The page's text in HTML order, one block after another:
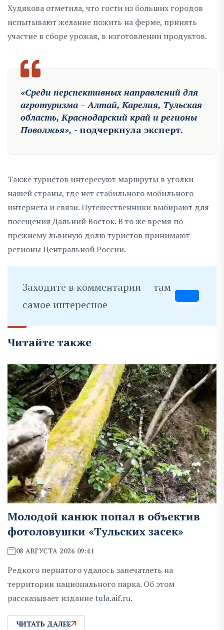
Худякова отметила, что гости из больших городов
испытывают желание пожить на ферме, принять
участие в сборе урожая, в изготовлении продуктов.
«Среди перспективных направлений для
агротуризма – Алтай, Карелия, Тульская
область, Краснодарский край и регионы
Поволжья», - подчеркнула эксперт.
Также туристов интересуют маршруты в уголки
нашей страны, где нет стабильного мобильного
интернета и связи. Путешественники выбирают для
посещения Дальний Восток. В то же время по-
прежнему львиную долю туристов принимают
регионы Центральной России.
Заходите в комментарии — там
самое интересное
Читайте также
Молодой канюк попал в объектив
фотоловушки «Тульских засек»
08 АВГУСТА 2026 09:41
Редкого пернатого удалось запечатлеть на
территории национального парка. Об этом
рассказывает издание tula.aif.ru.
ЧИТАТЬ ДАЛЕЕ